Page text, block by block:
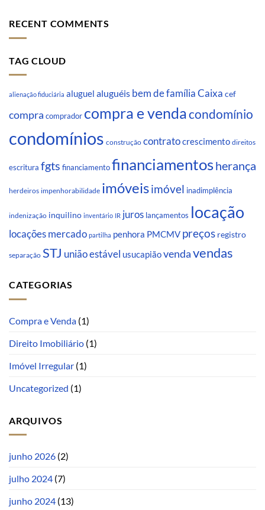
RECENT COMMENTS
TAG CLOUD
alienação fiduciária aluguel aluguéis bem de família Caixa cef
compra comprador compra e vendacondomínio
condomínios construção contratocrescimento direitos
escritura fgts financiamentofinanciamentosherança
herdeiros impenhorabilidade imóveisimóvel inadimplência
indenização inquilino inventário IR juros lançamentos locação
locações mercado partilha penhora PMCMV preços registro
separação STJ união estável usucapiãovendavendas
CATEGORIAS
Compra e Venda (1)
Direito Imobiliário (1)
Imóvel Irregular (1)
Uncategorized (1)
ARQUIVOS
junho 2026 (2)
julho 2024 (7)
junho 2024 (13)